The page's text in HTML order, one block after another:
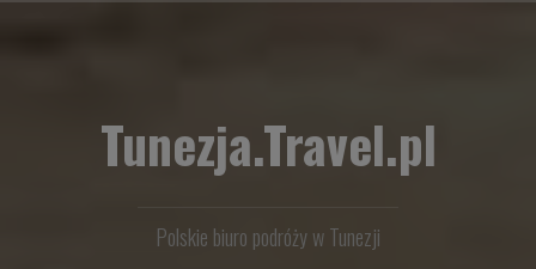
Tunezja.Travel.pl
Polskie biuro podróży w Tunezji